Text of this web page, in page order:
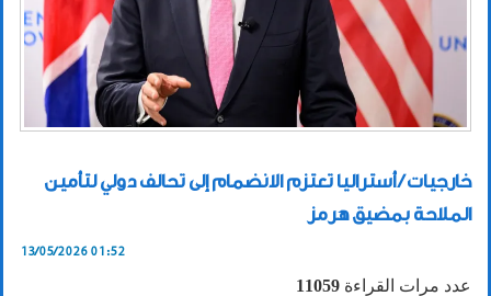
خارجيات / أستراليا تعتزم الانضمام إلى تحالف دولي لتأمين
الملاحة بمضيق هرمز
13/05/2026 01:52
عدد مرات القراءة 11059